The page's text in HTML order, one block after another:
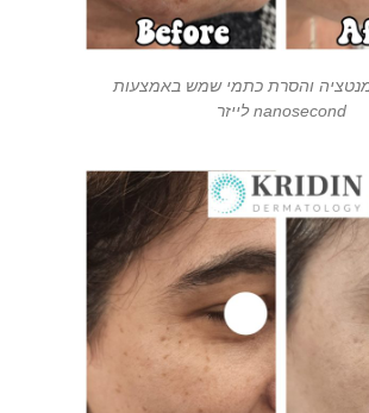
והסרת כתמי שמש באמצעות
nanosecond לייזר